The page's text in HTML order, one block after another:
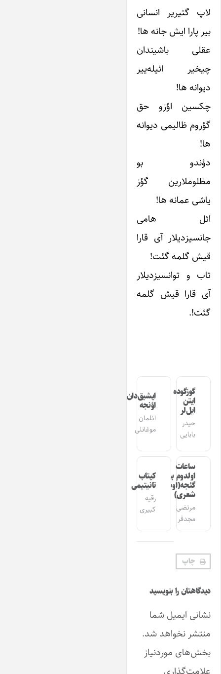
لاپ گتیریر انسانی
بیر پارا ایش جانه ها!
عقلی باشیندان
چیخیر ائیله‌ییر
دیوانه ها!
چکسین اؤزو حق
گؤروم ظالیمی دیوانه
ها!
دؤندو بو
مظلوملارین گؤز
یاشی عمانه ها!
ائل هامی
جانسیز‌‌دیلار آی قارا
قیش گلمه گئت!
تاب و توانسیز‌‌دیلار
آی قارا قیش گلمه
گئت!.
گوزگوده
ایتن
ایل‌لر
حیدر
بابایی
ایشیق‌دان
اؤنجه
ائلمان
موغانلی
ساعات
اولدوم بیر
گئجه(اوشاق
شعری)
مرتضی
مجدفر
کیتاب
تانیتیمی
رقیه
کبیری
چاپ
دیدگاهتان را بنویسید
نشانی ایمیل شما
منتشر نخواهد شد.
بخش‌های موردنیاز
علامت‌گذاری